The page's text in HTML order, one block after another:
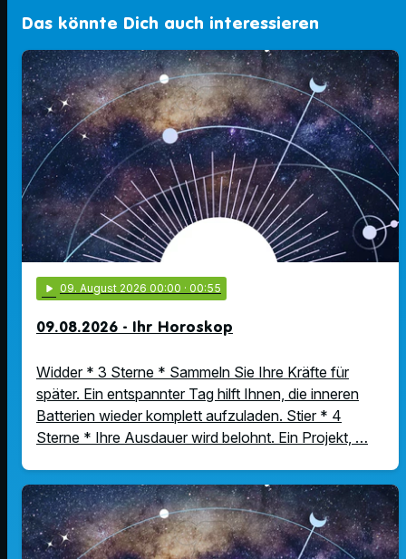
Das könnte Dich auch interessieren
play_arrow 09. August 2026 00:00 · 00:55
09.08.2026 - Ihr Horoskop
Widder * 3 Sterne * Sammeln Sie Ihre Kräfte für
später. Ein entspannter Tag hilft Ihnen, die inneren
Batterien wieder komplett aufzuladen. Stier * 4
Sterne * Ihre Ausdauer wird belohnt. Ein Projekt, …